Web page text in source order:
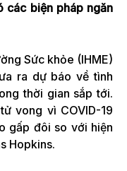
các biện pháp ngăn
Sức khỏe (IHME)
ra dự báo về tình
thời gian sắp tới.
vong vì COVID-19
gấp đôi so với hiện
Hopkins.